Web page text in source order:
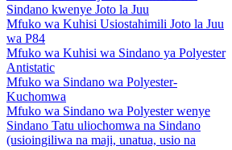
Sindano kwenye Joto la Juu
Mfuko wa Kuhisi Usiostahimili Joto la Juu
wa P84
Mfuko wa Kuhisi wa Sindano ya Polyester
Antistatic
Mfuko wa Sindano wa Polyester-
Kuchomwa
Mfuko wa Sindano wa Polyester wenye
Sindano Tatu uliochomwa na Sindano
(usioingiliwa na maji, unatua, usio na